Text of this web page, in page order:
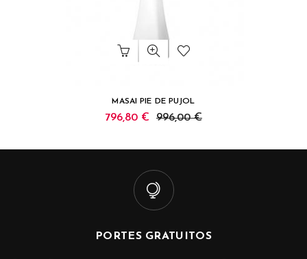
MASAI PIE DE PUJOL
796,80 € 996,00 €
PORTES GRATUITOS